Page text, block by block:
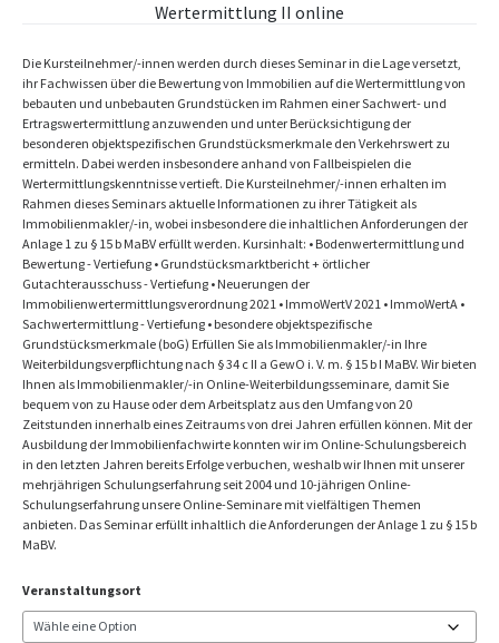
Wertermittlung II online
Die Kursteilnehmer/-innen werden durch dieses Seminar in die Lage versetzt,
ihr Fachwissen über die Bewertung von Immobilien auf die Wertermittlung von
bebauten und unbebauten Grundstücken im Rahmen einer Sachwert- und
Ertragswertermittlung anzuwenden und unter Berücksichtigung der
besonderen objektspezifischen Grundstücksmerkmale den Verkehrswert zu
ermitteln. Dabei werden insbesondere anhand von Fallbeispielen die
Wertermittlungskenntnisse vertieft. Die Kursteilnehmer/-innen erhalten im
Rahmen dieses Seminars aktuelle Informationen zu ihrer Tätigkeit als
Immobilienmakler/-in, wobei insbesondere die inhaltlichen Anforderungen der
Anlage 1 zu § 15 b MaBV erfüllt werden. Kursinhalt: • Bodenwertermittlung und
Bewertung - Vertiefung • Grundstücksmarktbericht + örtlicher
Gutachterausschuss - Vertiefung • Neuerungen der
Immobilienwertermittlungsverordnung 2021 • ImmoWertV 2021 • ImmoWertA •
Sachwertermittlung - Vertiefung • besondere objektspezifische
Grundstücksmerkmale (boG) Erfüllen Sie als Immobilienmakler/-in Ihre
Weiterbildungsverpflichtung nach § 34 c II a GewO i. V. m. § 15 b I MaBV. Wir bieten
Ihnen als Immobilienmakler/-in Online-Weiterbildungsseminare, damit Sie
bequem von zu Hause oder dem Arbeitsplatz aus den Umfang von 20
Zeitstunden innerhalb eines Zeitraums von drei Jahren erfüllen können. Mit der
Ausbildung der Immobilienfachwirte konnten wir im Online-Schulungsbereich
in den letzten Jahren bereits Erfolge verbuchen, weshalb wir Ihnen mit unserer
mehrjährigen Schulungserfahrung seit 2004 und 10-jährigen Online-
Schulungserfahrung unsere Online-Seminare mit vielfältigen Themen
anbieten. Das Seminar erfüllt inhaltlich die Anforderungen der Anlage 1 zu § 15 b
MaBV.
Veranstaltungsort